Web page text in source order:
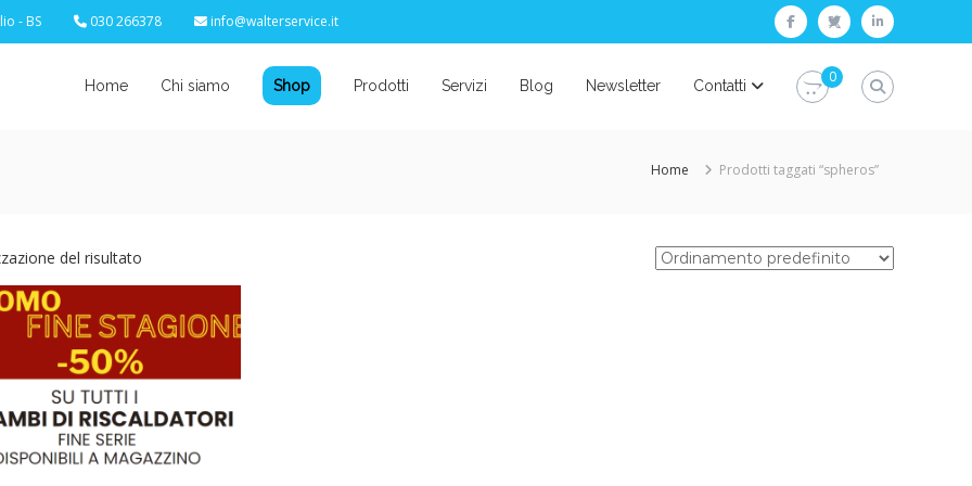
- BS 030 266378 info@walterservice.it facebooktwitterlinkedin
Home Chi siamo Shop Prodotti Servizi Blog Newsletter Contatti
0
Home Prodotti taggati “spheros”
del risultato